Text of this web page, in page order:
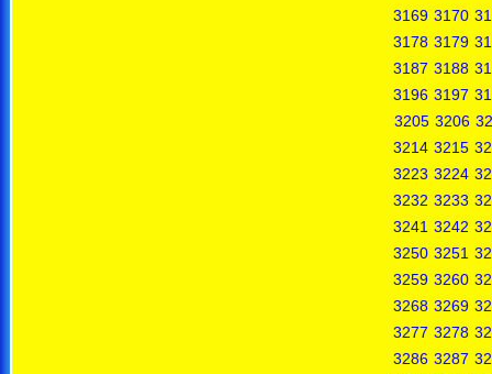
3169 3170
3178 3179
3187 3188
3196 3197
3205 3206
3214 3215
3223 3224
3232 3233
3241 3242
3250 3251
3259 3260
3268 3269
3277 3278
3286 3287